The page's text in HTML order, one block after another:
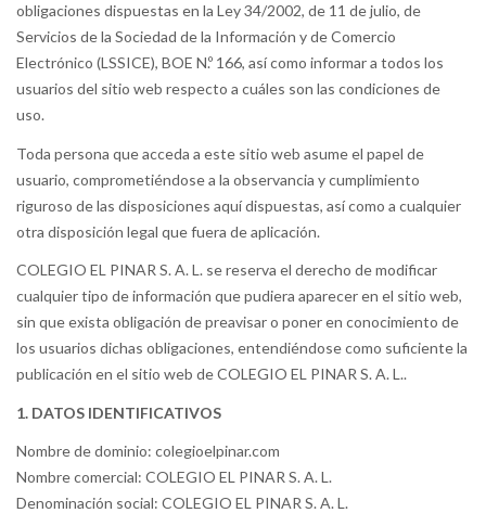
obligaciones dispuestas en la Ley 34/2002, de 11 de julio, de
Servicios de la Sociedad de la Información y de Comercio
Electrónico (LSSICE), BOE N.º 166, así como informar a todos los
usuarios del sitio web respecto a cuáles son las condiciones de
uso.
Toda persona que acceda a este sitio web asume el papel de
usuario, comprometiéndose a la observancia y cumplimiento
riguroso de las disposiciones aquí dispuestas, así como a cualquier
otra disposición legal que fuera de aplicación.
COLEGIO EL PINAR S. A. L. se reserva el derecho de modificar
cualquier tipo de información que pudiera aparecer en el sitio web,
sin que exista obligación de preavisar o poner en conocimiento de
los usuarios dichas obligaciones, entendiéndose como suficiente la
publicación en el sitio web de COLEGIO EL PINAR S. A. L..
1. DATOS IDENTIFICATIVOS
Nombre de dominio: colegioelpinar.com
Nombre comercial: COLEGIO EL PINAR S. A. L.
Denominación social: COLEGIO EL PINAR S. A. L.